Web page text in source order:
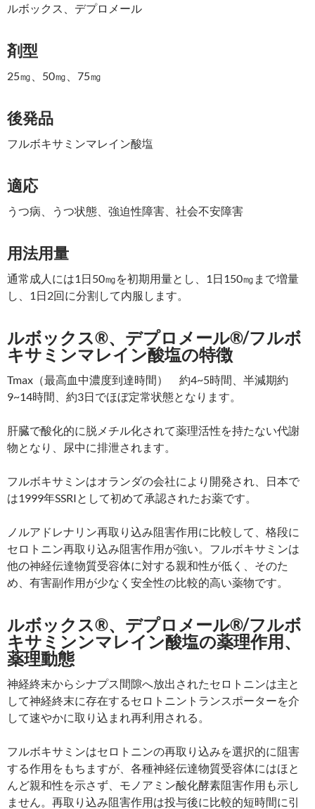
ルボックス、デプロメール
剤型
25㎎、50㎎、75㎎
後発品
フルボキサミンマレイン酸塩
適応
うつ病、うつ状態、強迫性障害、社会不安障害
用法用量
通常成人には1日50㎎を初期用量とし、1日150㎎まで増量
し、1日2回に分割して内服します。
ルボックス®、デプロメール®/フルボ
キサミンマレイン酸塩の特徴
Tmax（最高血中濃度到達時間） 約4~5時間、半減期約
9~14時間、約3日でほぼ定常状態となります。
肝臓で酸化的に脱メチル化されて薬理活性を持たない代謝
物となり、尿中に排泄されます。
フルボキサミンはオランダの会社により開発され、日本で
は1999年SSRIとして初めて承認されたお薬です。
ノルアドレナリン再取り込み阻害作用に比較して、格段に
セロトニン再取り込み阻害作用が強い。フルボキサミンは
他の神経伝達物質受容体に対する親和性が低く、そのた
め、有害副作用が少なく安全性の比較的高い薬物です。
ルボックス®、デプロメール®/フルボ
キサミンンマレイン酸塩の薬理作用、
薬理動態
神経終末からシナプス間隙へ放出されたセロトニンは主と
して神経終末に存在するセロトニントランスポーターを介
して速やかに取り込まれ再利用される。
フルボキサミンはセロトニンの再取り込みを選択的に阻害
する作用をもちますが、各種神経伝達物質受容体にはほと
んど親和性を示さず、モノアミン酸化酵素阻害作用も示し
ません。再取り込み阻害作用は投与後に比較的短時間に引